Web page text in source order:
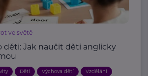
ve světě
děti: Jak naučit děti anglicky
Děti Výchova dětí Vzdělání